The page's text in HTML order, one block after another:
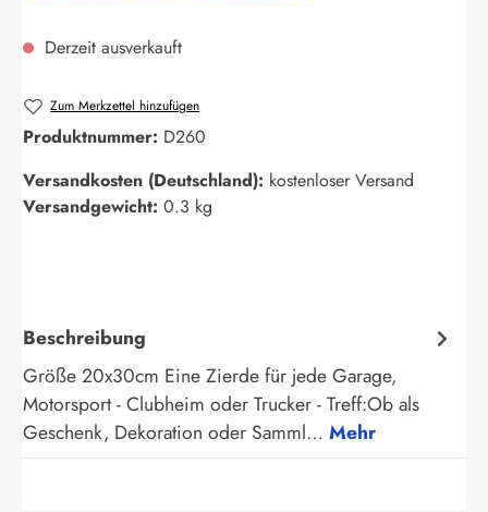
Derzeit ausverkauft
Zum Merkzettel hinzufügen
Produktnummer: D260
Versandkosten (Deutschland): kostenloser Versand
Versandgewicht: 0.3 kg
Beschreibung
Größe 20x30cm Eine Zierde für jede Garage,
Motorsport - Clubheim oder Trucker - Treff:Ob als
Geschenk, Dekoration oder Samml… Mehr